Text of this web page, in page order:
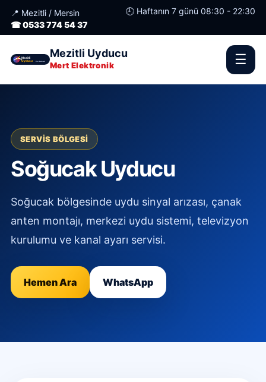
📍 Mezitli / Mersin
🕘 Haftanın 7 günü 08:30 - 22:30
☎ 0533 774 54 37
Mezitli Uyducu
Mert Elektronik ☰
SERVIS BÖLGESI
Soğucak Uyducu
Soğucak bölgesinde uydu sinyal arızası, çanak
anten montajı, merkezi uydu sistemi, televizyon
kurulumu ve kanal ayarı servisi.
Hemen Ara WhatsApp